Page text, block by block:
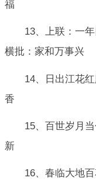
福
13、上联：一
横批：家和万事兴
14、日出江花
香
15、百世岁月
新
16、春临大地